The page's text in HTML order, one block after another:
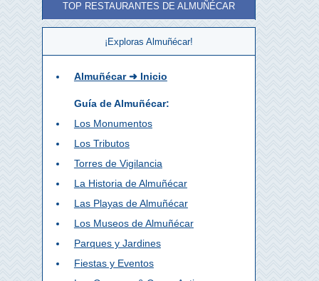
TOP RESTAURANTES DE ALMUÑÉCAR
¡Exploras Almuñécar!
Almuñécar ➜ Inicio
Guía de Almuñécar:
Los Monumentos
Los Tributos
Torres de Vigilancia
La Historia de Almuñécar
Las Playas de Almuñécar
Los Museos de Almuñécar
Parques y Jardines
Fiestas y Eventos